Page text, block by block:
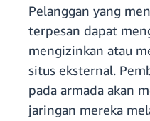
Pelanggan yang
terpesan dapat
mengizinkan atau
situs eksternal.
pada armada akan
jaringan mereka